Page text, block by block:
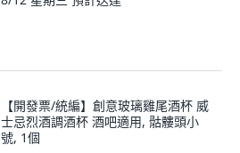
【開發票/統編】創意玻璃雞尾酒杯 威
士忌烈酒調酒杯 酒吧適用, 骷髏頭小
號, 1個